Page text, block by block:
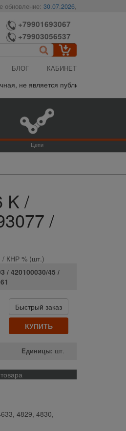
обновление:30.07.2026,
+79901693067
+79903056537
БЛОГ КАБИНЕТ
является публичной офертой,
Цепи
K /
/
/ КНР % (шт.)
/ 420100030/45 /
Быстрый заказ
КУПИТЬ
Единицы: шт.
4829, 4830,